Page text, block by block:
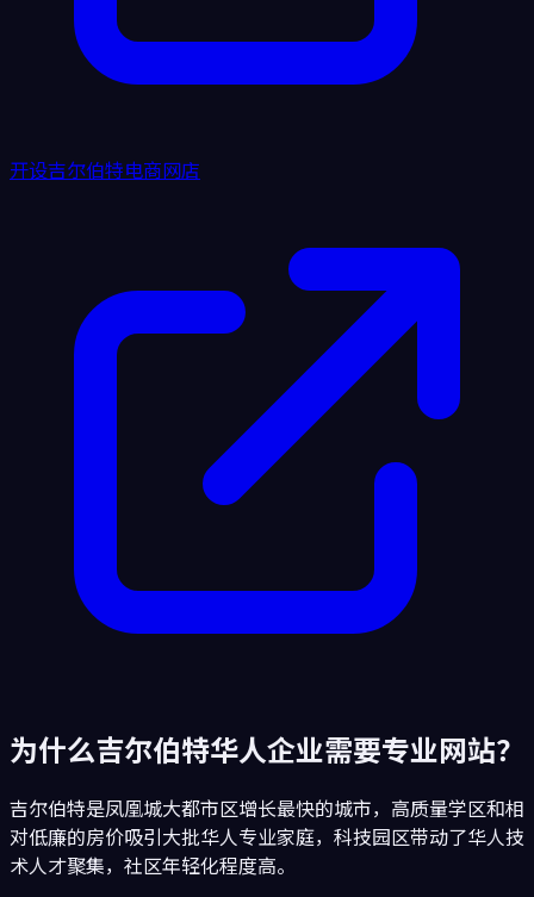
开设吉尔伯特电商网店
为什么吉尔伯特华人企业需要专业网站？
吉尔伯特是凤凰城大都市区增长最快的城市，高质量学区和相
对低廉的房价吸引大批华人专业家庭，科技园区带动了华人技
术人才聚集，社区年轻化程度高。